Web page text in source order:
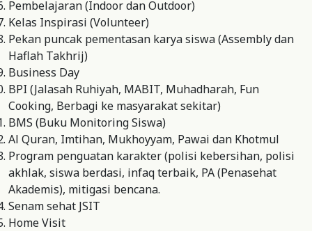
Pembelajaran (Indoor dan Outdoor)
Kelas Inspirasi (Volunteer)
Pekan puncak pementasan karya siswa (Assembly dan
Haflah Takhrij)
Business Day
BPI (Jalasah Ruhiyah, MABIT, Muhadharah, Fun
Cooking, Berbagi ke masyarakat sekitar)
BMS (Buku Monitoring Siswa)
Al Quran, Imtihan, Mukhoyyam, Pawai dan Khotmul
Program penguatan karakter (polisi kebersihan, polisi
akhlak, siswa berdasi, infaq terbaik, PA (Penasehat
Akademis), mitigasi bencana.
Senam sehat JSIT
Home Visit